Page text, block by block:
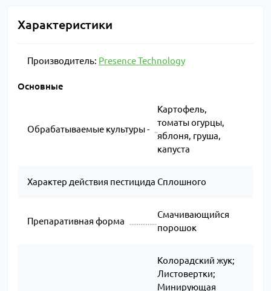
Характеристики
Производитель: Presence Technology
Основные
Обрабатываемые культуры -
Картофель,
томаты огурцы,
яблоня, груша,
капуста
Характер действия пестицида Сплошного
Препаративная форма
Смачивающийся
порошок
Колорадский жук;
Листовертки;
Минирующая